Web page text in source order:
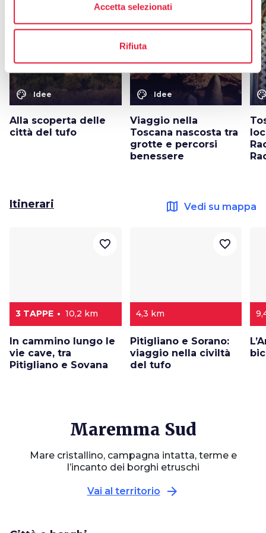
Accetta selezionati
Rifiuta
color_lens Idee
Alla scoperta delle
città del tufo
favorite_border
color_lens Idee
Viaggio nella
Toscana nascosta tra
grotte e percorsi
benessere
Itinerari map Vedi su mappa
3 TAPPE 10,2 km
In cammino lungo le
vie cave, tra
Pitigliano e Sovana
favorite_border
4,3 km
Pitigliano e Sorano:
viaggio nella civiltà
del tufo
favorite_border
Maremma Sud
Mare cristallino, campagna intatta, terme e
l’incanto dei borghi etruschi
Vai al territorio arrow_forward